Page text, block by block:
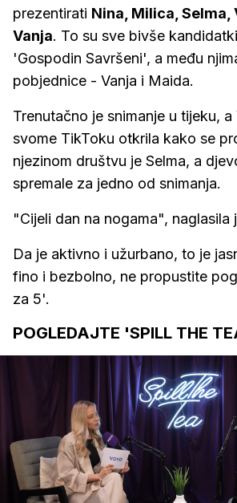
prezentirati Nina, Milica, Selma,
Vanja. To su sve bivše
'Gospodin Savršeni', a među
pobjednice - Vanja i Maida.
Trenutačno je snimanje u tijeku, a
svome TikToku otkrila kako se
njezinom društvu je Selma, a
spremale za jedno od snimanja.
"Cijeli dan na nogama", naglasila
Da je aktivno i užurbano, to je
fino i bezbolno, ne propustite
za 5'.
POGLEDAJTE 'SPILL THE